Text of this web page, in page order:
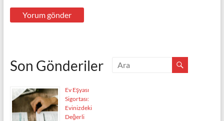
Son Gönderiler
Ev Eşyası
Sigortası:
Evinizdeki
Değerli